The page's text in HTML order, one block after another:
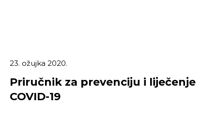
23. ožujka 2020.
Priručnik za prevenciju i liječenje
COVID-19